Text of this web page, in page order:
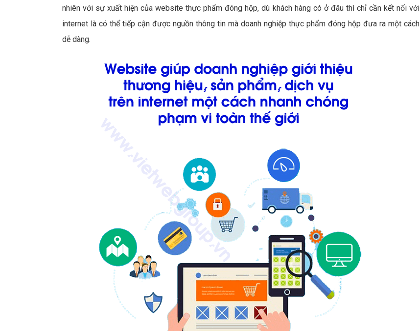
nhiên với sự xuất hiện của website thực phẩm đóng hộp, dù khách hàng có ở đâu thì chỉ cần kết nối với
internet là có thể tiếp cận được nguồn thông tin mà doanh nghiệp thực phẩm đóng hộp đưa ra một cách
dễ dàng.